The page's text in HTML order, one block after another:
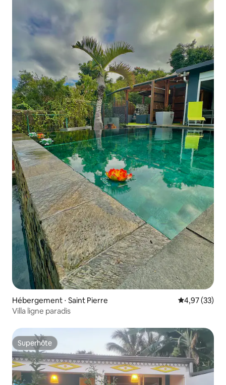
Hébergement ⋅ Saint Pierre Évaluation
4,97 (33)
Villa ligne paradis
Superhôte
Superhôte